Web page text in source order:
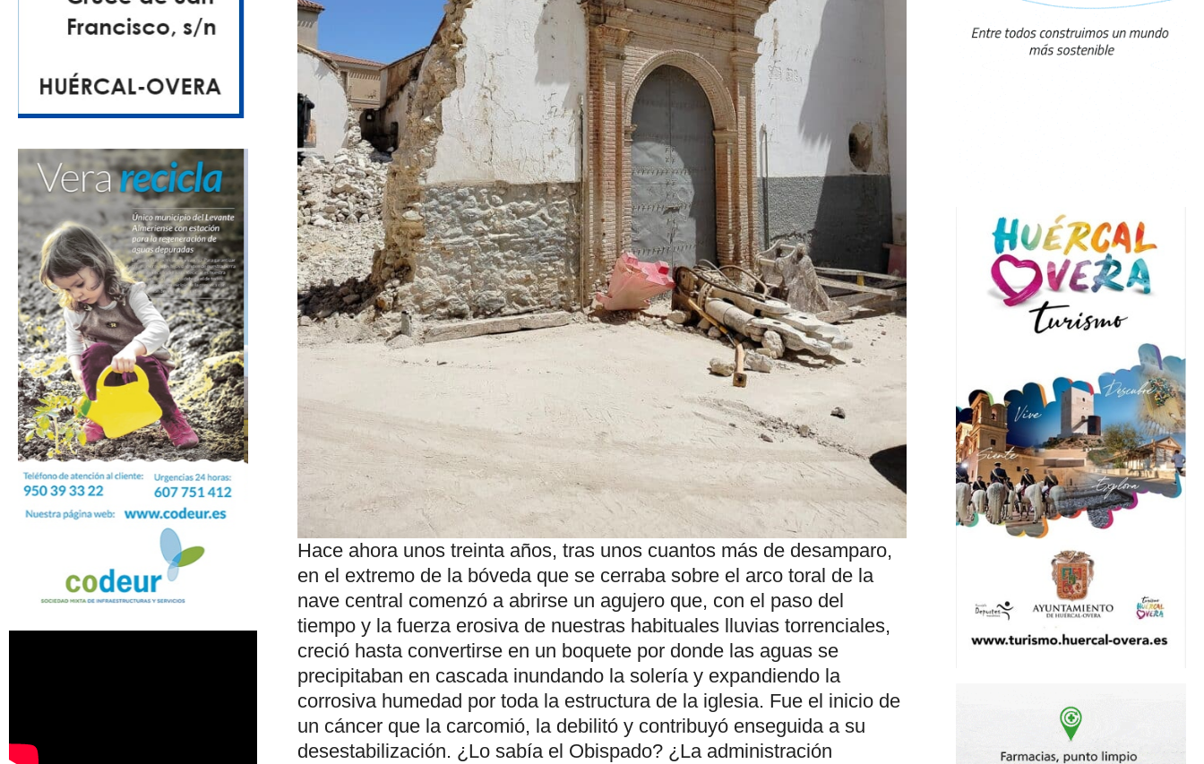
Hace ahora unos treinta años, tras unos cuantos más de desamparo,
en el extremo de la bóveda que se cerraba sobre el arco toral de la
nave central comenzó a abrirse un agujero que, con el paso del
tiempo y la fuerza erosiva de nuestras habituales lluvias torrenciales,
creció hasta convertirse en un boquete por donde las aguas se
precipitaban en cascada inundando la solería y expandiendo la
corrosiva humedad por toda la estructura de la iglesia. Fue el inicio de
un cáncer que la carcomió, la debilitó y contribuyó enseguida a su
desestabilización. ¿Lo sabía el Obispado? ¿La administración